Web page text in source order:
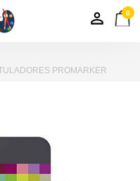
0
PROMARKER